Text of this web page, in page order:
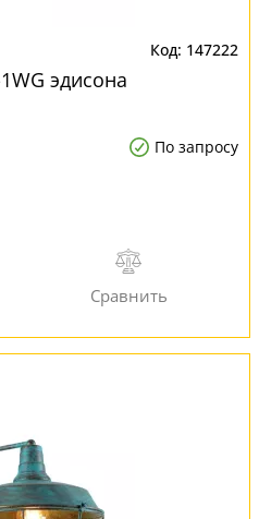
147222
эдисона
По запросу